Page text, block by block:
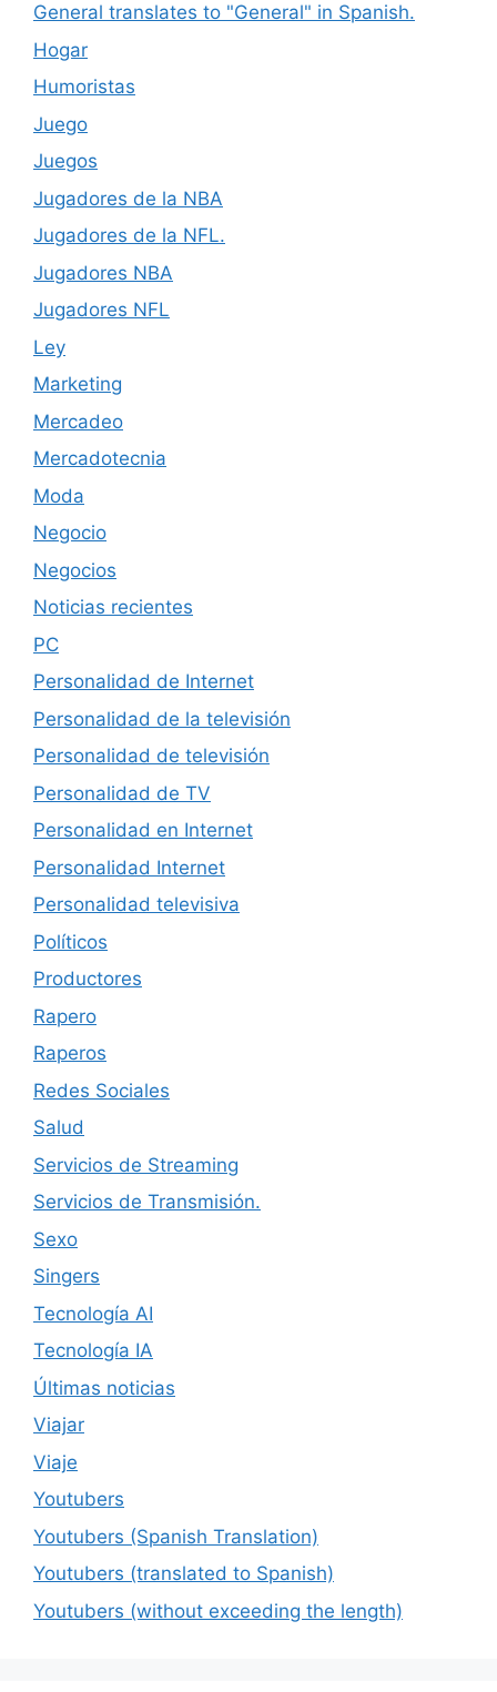
General translates to "General" in Spanish.
Hogar
Humoristas
Juego
Juegos
Jugadores de la NBA
Jugadores de la NFL.
Jugadores NBA
Jugadores NFL
Ley
Marketing
Mercadeo
Mercadotecnia
Moda
Negocio
Negocios
Noticias recientes
PC
Personalidad de Internet
Personalidad de la televisión
Personalidad de televisión
Personalidad de TV
Personalidad en Internet
Personalidad Internet
Personalidad televisiva
Políticos
Productores
Rapero
Raperos
Redes Sociales
Salud
Servicios de Streaming
Servicios de Transmisión.
Sexo
Singers
Tecnología AI
Tecnología IA
Últimas noticias
Viajar
Viaje
Youtubers
Youtubers (Spanish Translation)
Youtubers (translated to Spanish)
Youtubers (without exceeding the length)